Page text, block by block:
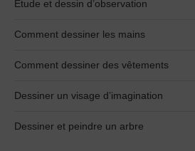
Étude et dessin d’observation
Comment dessiner les mains
Comment dessiner des vêtements
Dessiner un visage d’imagination
Dessiner et peindre un arbre